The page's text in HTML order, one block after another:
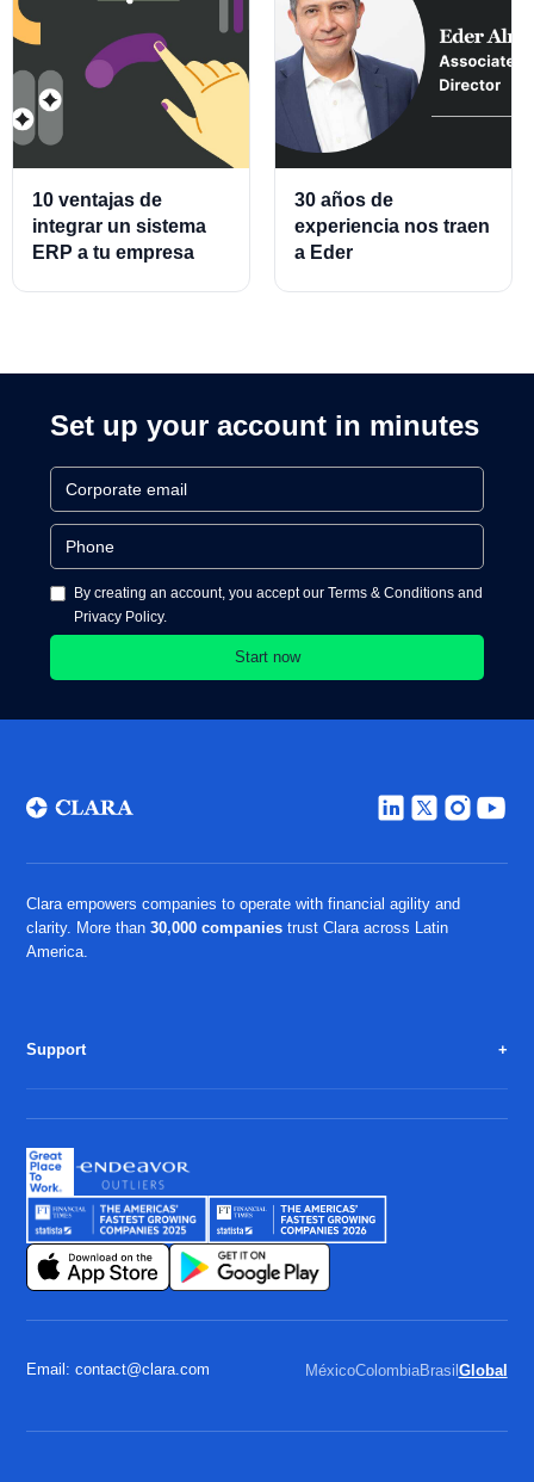
10 ventajas de
integrar un sistema
ERP a tu empresa
30 años de
experiencia nos traen
a Eder
Set up your account in minutes
By creating an account, you accept our Terms & Conditions and
Privacy Policy.
Clara empowers companies to operate with financial agility and
clarity. More than30,000 companiestrust Clara across Latin
America.
Support
Email: contact@clara.com MéxicoColombiaBrasilGlobal